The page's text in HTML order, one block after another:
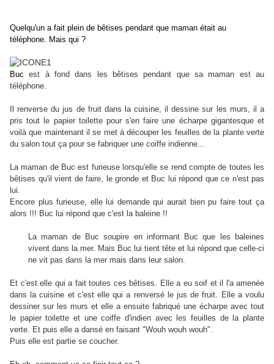
Quelqu'un a fait plein de bêtises pendant que maman était au
téléphone. Mais qui ?
Buc est à fond dans les bêtises pendant que sa maman est au
téléphone.
Il renverse du jus de fruit dans la cuisine, il dessine sur les murs, il a
pris tout le papier toilette pour s'en faire une écharpe gigantesque et
voilà que maintenant il se met à découper les feuilles de la plante verte
du salon tout ça pour se fabriquer une coiffe indienne...
La maman de Buc est furieuse lorsqu'elle se rend compte de toutes les
bêtises qu'il vient de faire, le gronde et Buc lui répond que ce n'est pas
lui.
Encore plus furieuse, elle lui demande qui aurait bien pu faire tout ça
alors !!! Buc lui répond que c'est la baleine !!
La maman de Buc soupire en informant Buc que les baleines
vivent dans la mer. Mais Buc lui tient tête et lui répond que celle-ci
ne vit pas dans la mer mais dans leur salon.
Et c'est elle qui a fait toutes ces bêtises. Elle a eu soif et il l'a amenée
dans la cuisine et c'est elle qui a renversé le jus de fruit. Elle a voulu
dessiner sur les murs et elle a ensuite fabriqué une écharpe avec tout
le papier toilette et une coiffe d'indien avec les feuilles de la plante
verte. Et puis elle a dansé en faisant "Wouh wouh wouh".
Puis elle est partie se coucher.